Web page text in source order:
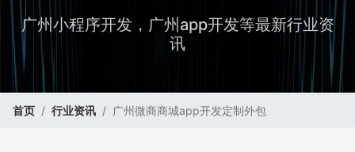
广州小程序开发，广州app开发等最新行业资
讯
首页 行业资讯 广州微商商城app开发定制外包